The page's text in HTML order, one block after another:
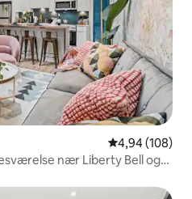
4,94 ud af 5 i
4,94 (108)
nær Liberty Bell og